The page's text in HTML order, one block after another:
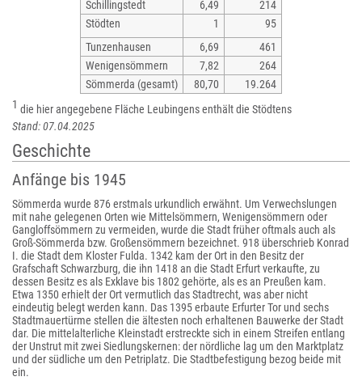
Schillingstedt 6,49
214
Stödten
1
95
Tunzenhausen
6,69
461
Wenigensömmern
7,82
264
Sömmerda (gesamt)
80,70
19.264
1 die hier angegebene Fläche Leubingens enthält die Stödtens
Stand: 07.04.2025
Geschichte
Anfänge bis 1945
Sömmerda wurde 876 erstmals urkundlich erwähnt. Um Verwechslungen
mit nahe gelegenen Orten wie Mittelsömmern, Wenigensömmern oder
Gangloffsömmern zu vermeiden, wurde die Stadt früher oftmals auch als
Groß-Sömmerda bzw. Großensömmern bezeichnet. 918 überschrieb Konrad
I. die Stadt dem Kloster Fulda. 1342 kam der Ort in den Besitz der
Grafschaft Schwarzburg, die ihn 1418 an die Stadt Erfurt verkaufte, zu
dessen Besitz es als Exklave bis 1802 gehörte, als es an Preußen kam.
Etwa 1350 erhielt der Ort vermutlich das Stadtrecht, was aber nicht
eindeutig belegt werden kann. Das 1395 erbaute Erfurter Tor und sechs
Stadtmauertürme stellen die ältesten noch erhaltenen Bauwerke der Stadt
dar. Die mittelalterliche Kleinstadt erstreckte sich in einem Streifen entlang
der Unstrut mit zwei Siedlungskernen: der nördliche lag um den Marktplatz
und der südliche um den Petriplatz. Die Stadtbefestigung bezog beide mit
ein.